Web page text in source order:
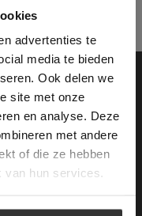
advertenties te
media te bieden
Ook delen we
site met onze
en analyse. Deze
met andere
of die ze hebben
van hun services.
and is no
the website
om de
Door
geeft u
in
Lees